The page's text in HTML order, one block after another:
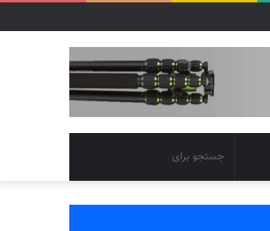
برای
تغییر
پوسته